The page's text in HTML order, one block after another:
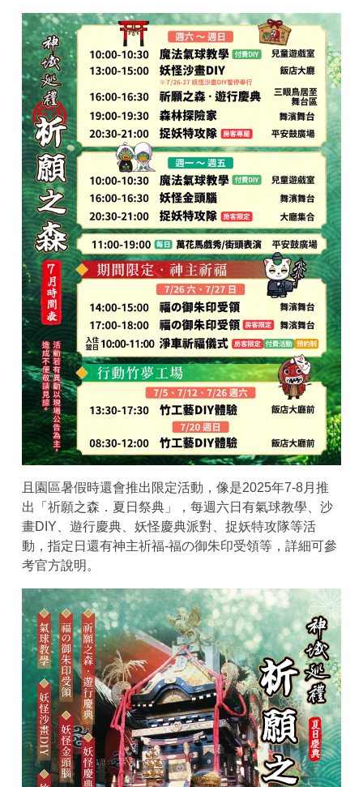
且園區暑假時還會推出限定活動，像是2025年7-8月推
出「祈願之森．夏日祭典」，每週六日有氣球教學、沙
畫DIY、遊行慶典、妖怪慶典派對、捉妖特攻隊等活
動，指定日還有神主祈福-福の御朱印受領等，詳細可參
考官方說明 。